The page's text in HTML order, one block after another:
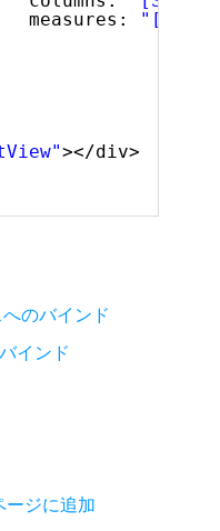
measures:
></div>
のバインド
インド
ジに追加